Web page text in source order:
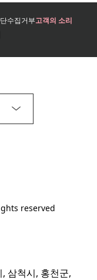
수집거부고객의 소리
reserved
삼척시, 홍천군,